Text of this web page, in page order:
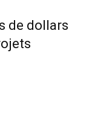
de dollars